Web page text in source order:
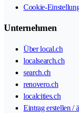
Cookie-
Unternehmen
Über local.ch
localsearch.ch
search.ch
renovero.ch
localcities.ch
Eintrag erstellen /